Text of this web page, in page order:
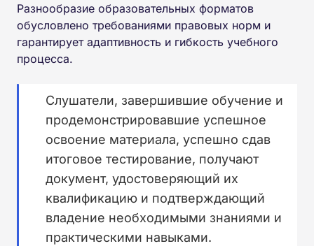
Разнообразие образовательных форматов
обусловлено требованиями правовых норм и
гарантирует адаптивность и гибкость учебного
процесса.
Слушатели, завершившие обучение и
продемонстрировавшие успешное
освоение материала, успешно сдав
итоговое тестирование, получают
документ, удостоверяющий их
квалификацию и подтверждающий
владение необходимыми знаниями и
практическими навыками.